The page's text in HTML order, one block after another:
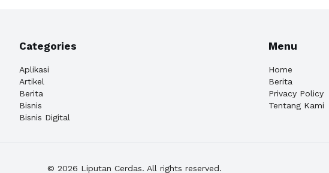
Categories
Aplikasi
Artikel
Berita
Bisnis
Bisnis Digital
Menu
Home
Berita
Privacy Policy
Tentang Kami
© 2026 Liputan Cerdas. All rights reserved.